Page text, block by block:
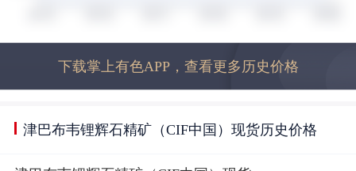
下载掌上有色APP，查看更多历史价格
津巴布韦锂辉石精矿（CIF中国）现货历史价格